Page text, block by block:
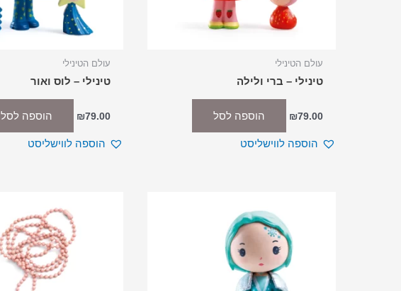
עולם הטינילי
טינילי – ברי ולילה
₪79.00 הוספה לסל
הוספה לווישליסט
עולם הטינילי
טינילי – לוס ואור
₪79.00 הוספה לסל
הוספה לווישליסט